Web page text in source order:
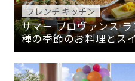
フレンチ キッチン
サマー プロヴァンス
種の季節のお料理とス